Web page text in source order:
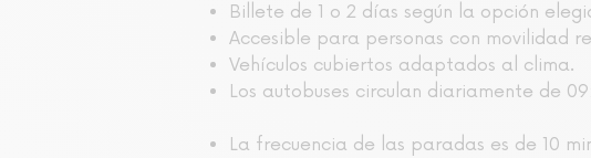
Billete de 1 o 2 días según la opción
Accesible para personas con movilidad
Vehículos cubiertos adaptados al clima.
Los autobuses circulan diariamente de
La frecuencia de las paradas es de 10